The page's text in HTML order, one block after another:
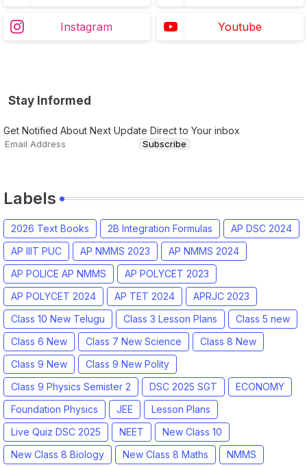
Instagram Youtube
Stay Informed
Get Notified About Next Update Direct to Your inbox
Labels
2026 Text Books 2B Integration Formulas
AP DSC 2024
AP IIIT PUC
AP NMMS 2023
AP NMMS 2024
AP POLICE AP NMMS
AP POLYCET 2023
AP POLYCET 2024
AP TET 2024
APRJC 2023
Class 10 New Telugu
Class 3 Lesson Plans
Class 5 new
Class 6 New
Class 7 New Science
Class 8 New
Class 9 New
Class 9 New Polity
Class 9 Physics Semister 2
DSC 2025 SGT
ECONOMY
Foundation Physics
JEE
Lesson Plans
Live Quiz DSC 2025
NEET
New Class 10
New Class 8 Biology
New Class 8 Maths NMMS